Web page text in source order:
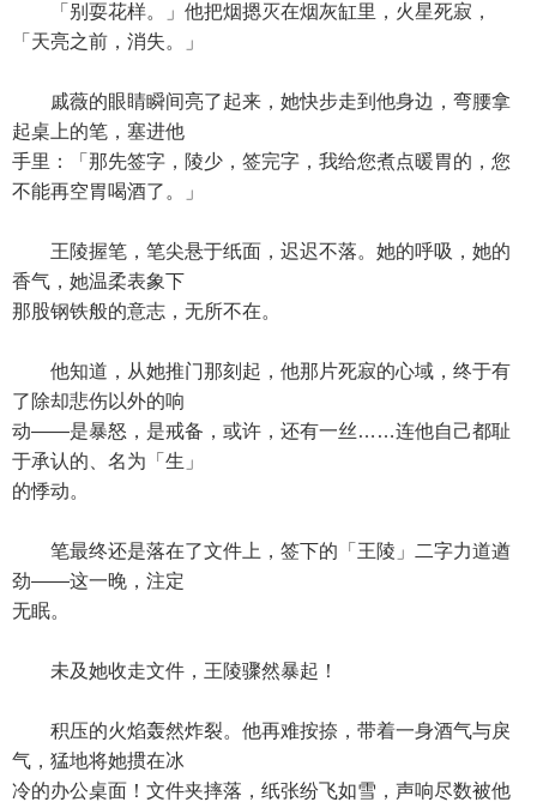
「别耍花样。」他把烟摁灭在烟灰缸里，火星死寂，
「天亮之前，消失。」
戚薇的眼睛瞬间亮了起来，她快步走到他身边，弯腰拿
起桌上的笔，塞进他
手里：「那先签字，陵少，签完字，我给您煮点暖胃的，您
不能再空胃喝酒了。」
王陵握笔，笔尖悬于纸面，迟迟不落。她的呼吸，她的
香气，她温柔表象下
那股钢铁般的意志，无所不在。
他知道，从她推门那刻起，他那片死寂的心域，终于有
了除却悲伤以外的响
动——是暴怒，是戒备，或许，还有一丝……连他自己都耻
于承认的、名为「生」
的悸动。
笔最终还是落在了文件上，签下的「王陵」二字力道遒
劲——这一晚，注定
无眠。
未及她收走文件，王陵骤然暴起！
积压的火焰轰然炸裂。他再难按捺，带着一身酒气与戾
气，猛地将她掼在冰
冷的办公桌面！文件夹摔落，纸张纷飞如雪，声响尽数被他